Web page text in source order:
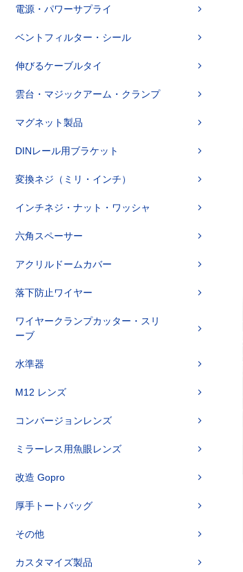
電源・パワーサプライ
ベントフィルター・シール
伸びるケーブルタイ
雲台・マジックアーム・クランプ
マグネット製品
DINレール用ブラケット
変換ネジ（ミリ・インチ）
インチネジ・ナット・ワッシャ
六角スペーサー
アクリルドームカバー
落下防止ワイヤー
ワイヤークランプカッター・スリ
ーブ
水準器
M12 レンズ
コンバージョンレンズ
ミラーレス用魚眼レンズ
改造 Gopro
厚手トートバッグ
その他
カスタマイズ製品